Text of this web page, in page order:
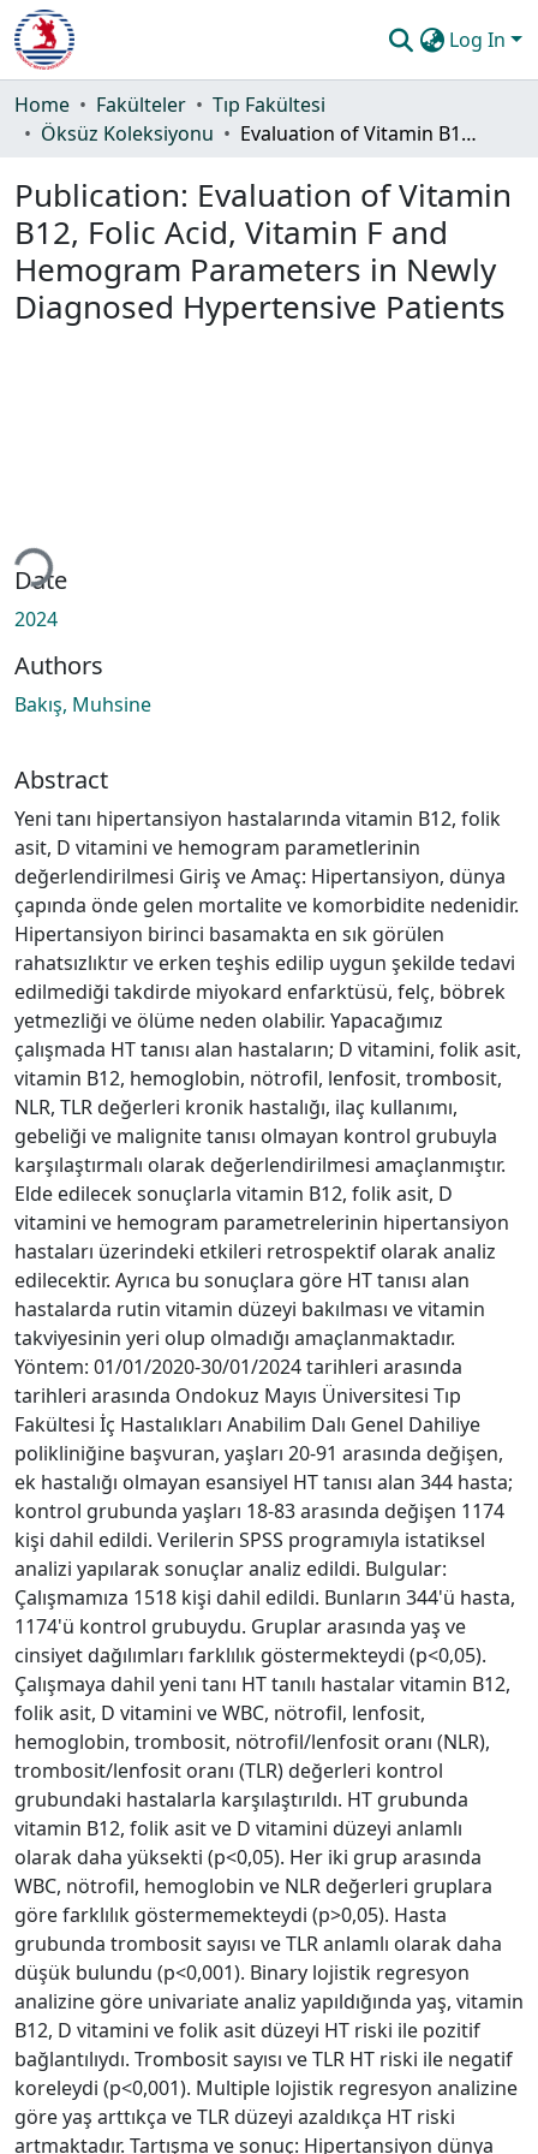
Log In
Communities & Collections
Statistics
Guide
Home Fakülteler
Tıp Fakültesi
Öksüz Koleksiyonu
Evaluation of Vitamin B12, Folic Acid, Vitamin F and Hemogram Parameters in Newly Diagnosed Hypertensive Patients
Publication: Evaluation of Vitamin
B12, Folic Acid, Vitamin F and
Hemogram Parameters in Newly
Diagnosed Hypertensive Patients
Loading...
Date
2024
Authors
Bakış, Muhsine
Abstract
Yeni tanı hipertansiyon hastalarında vitamin B12, folik
asit, D vitamini ve hemogram parametlerinin
değerlendirilmesi Giriş ve Amaç: Hipertansiyon, dünya
çapında önde gelen mortalite ve komorbidite nedenidir.
Hipertansiyon birinci basamakta en sık görülen
rahatsızlıktır ve erken teşhis edilip uygun şekilde tedavi
edilmediği takdirde miyokard enfarktüsü, felç, böbrek
yetmezliği ve ölüme neden olabilir. Yapacağımız
çalışmada HT tanısı alan hastaların; D vitamini, folik asit,
vitamin B12, hemoglobin, nötrofil, lenfosit, trombosit,
NLR, TLR değerleri kronik hastalığı, ilaç kullanımı,
gebeliği ve malignite tanısı olmayan kontrol grubuyla
karşılaştırmalı olarak değerlendirilmesi amaçlanmıştır.
Elde edilecek sonuçlarla vitamin B12, folik asit, D
vitamini ve hemogram parametrelerinin hipertansiyon
hastaları üzerindeki etkileri retrospektif olarak analiz
edilecektir. Ayrıca bu sonuçlara göre HT tanısı alan
hastalarda rutin vitamin düzeyi bakılması ve vitamin
takviyesinin yeri olup olmadığı amaçlanmaktadır.
Yöntem: 01/01/2020-30/01/2024 tarihleri arasında
tarihleri arasında Ondokuz Mayıs Üniversitesi Tıp
Fakültesi İç Hastalıkları Anabilim Dalı Genel Dahiliye
polikliniğine başvuran, yaşları 20-91 arasında değişen,
ek hastalığı olmayan esansiyel HT tanısı alan 344 hasta;
kontrol grubunda yaşları 18-83 arasında değişen 1174
kişi dahil edildi. Verilerin SPSS programıyla istatiksel
analizi yapılarak sonuçlar analiz edildi. Bulgular:
Çalışmamıza 1518 kişi dahil edildi. Bunların 344'ü hasta,
1174'ü kontrol grubuydu. Gruplar arasında yaş ve
cinsiyet dağılımları farklılık göstermekteydi (p<0,05).
Çalışmaya dahil yeni tanı HT tanılı hastalar vitamin B12,
folik asit, D vitamini ve WBC, nötrofil, lenfosit,
hemoglobin, trombosit, nötrofil/lenfosit oranı (NLR),
trombosit/lenfosit oranı (TLR) değerleri kontrol
grubundaki hastalarla karşılaştırıldı. HT grubunda
vitamin B12, folik asit ve D vitamini düzeyi anlamlı
olarak daha yüksekti (p<0,05). Her iki grup arasında
WBC, nötrofil, hemoglobin ve NLR değerleri gruplara
göre farklılık göstermemekteydi (p>0,05). Hasta
grubunda trombosit sayısı ve TLR anlamlı olarak daha
düşük bulundu (p<0,001). Binary lojistik regresyon
analizine göre univariate analiz yapıldığında yaş, vitamin
B12, D vitamini ve folik asit düzeyi HT riski ile pozitif
bağlantılıydı. Trombosit sayısı ve TLR HT riski ile negatif
koreleydi (p<0,001). Multiple lojistik regresyon analizine
göre yaş arttıkça ve TLR düzeyi azaldıkça HT riski
artmaktadır. Tartışma ve sonuç: Hipertansiyon dünya